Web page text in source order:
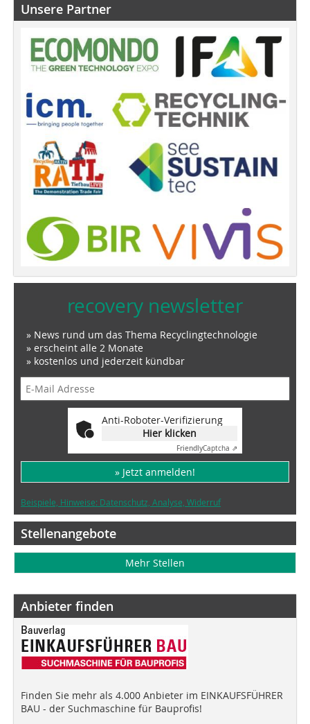
Unsere Partner
recovery newsletter
» News rund um das Thema Recyclingtechnologie
» erscheint alle 2 Monate
» kostenlos und jederzeit kündbar
Anti-Roboter-Verifizierung
Hier klicken
FriendlyCaptcha ⇗
» Jetzt anmelden!
Beispiele, Hinweise: Datenschutz, Analyse, Widerruf
Stellenangebote
Mehr Stellen
Anbieter finden
Finden Sie mehr als 4.000 Anbieter im EINKAUFSFÜHRER
BAU - der Suchmaschine für Bauprofis!